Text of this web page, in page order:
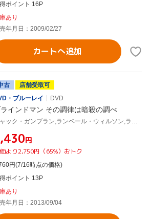
ポイント 16P
あり
年月日：2009/02/27
カートへ追加
古
店舗受取可
・ブルーレイ
DVD
インドマン その調律は暗殺の調べ
ジャック・ガンブラン,ランベール・ウィルソン,ラファエル・アゴゲ,ザヴィエ・パリュ(監督),リュック・ベッソン(原案、共同脚本、製作)
円
より2,750円（65%）おトク
円(7/16時点の価格)
ポイント 13P
あり
年月日：2013/09/04